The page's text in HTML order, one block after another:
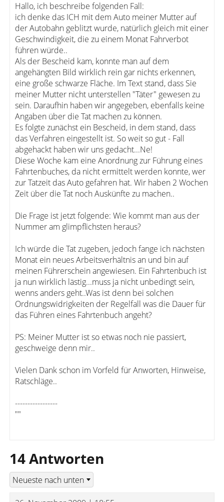
Hallo, ich beschreibe folgenden Fall:
ich denke das ICH mit dem Auto meiner Mutter auf
der Autobahn geblitzt wurde, natürlich gleich mit einer
Geschwindigkeit, die zu einem Monat Fahrverbot
führen würde..
Als der Bescheid kam, konnte man auf dem
angehängten Bild wirklich rein gar nichts erkennen,
eine große schwarze Fläche. Im Text stand, dass Sie
meiner Mutter nicht unterstellen "Täter" gewesen zu
sein. Daraufhin haben wir angegeben, ebenfalls keine
Angaben über die Tat machen zu können.
Es folgte zunächst ein Bescheid, in dem stand, dass
das Verfahren eingestellt ist. So weit so gut - Fall
abgehackt haben wir uns gedacht...Ne!
Diese Woche kam eine Anordnung zur Führung eines
Fahrtenbuches, da nicht ermittelt werden konnte, wer
zur Tatzeit das Auto gefahren hat. Wir haben 2 Wochen
Zeit über die Tat noch Auskünfte zu machen..
Die Frage ist jetzt folgende: Wie kommt man aus der
Nummer am glimpflichsten heraus?
Ich würde die Tat zugeben, jedoch fange ich nächsten
Monat ein neues Arbeitsverhältnis an und bin auf
meinen Führerschein angewiesen. Ein Fahrtenbuch ist
ja nun wirklich lästig...muss ja nicht unbedingt sein,
wenns anders geht..Was ist denn bei solchen
Ordnungswidrigkeiten der Regelfall was die Dauer für
das Führen eines Fahrtenbuch angeht?
PS: Meiner Mutter ist so etwas noch nie passiert,
geschweige denn mir..
Vielen Dank schon im Vorfeld für Anworten, Hinweise,
Ratschläge..
-----------------
""
14 Antworten